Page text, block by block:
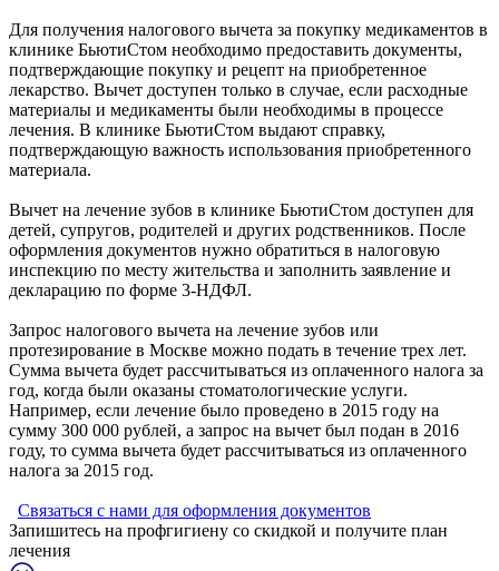
Для получения налогового вычета за покупку медикаментов в
клинике БьютиСтом необходимо предоставить документы,
подтверждающие покупку и рецепт на приобретенное
лекарство. Вычет доступен только в случае, если расходные
материалы и медикаменты были необходимы в процессе
лечения. В клинике БьютиСтом выдают справку,
подтверждающую важность использования приобретенного
материала.
Вычет на лечение зубов в клинике БьютиСтом доступен для
детей, супругов, родителей и других родственников. После
оформления документов нужно обратиться в налоговую
инспекцию по месту жительства и заполнить заявление и
декларацию по форме 3-НДФЛ.
Запрос налогового вычета на лечение зубов или
протезирование в Москве можно подать в течение трех лет.
Сумма вычета будет рассчитываться из оплаченного налога за
год, когда были оказаны стоматологические услуги.
Например, если лечение было проведено в 2015 году на
сумму 300 000 рублей, а запрос на вычет был подан в 2016
году, то сумма вычета будет рассчитываться из оплаченного
налога за 2015 год.
Связаться с нами для оформления документов
Запишитесь на профгигиену со скидкой и получите план
лечения